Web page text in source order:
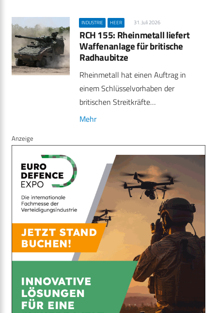
INDUSTRIE HEER 31. Juli 2026
RCH 155: Rheinmetall liefert
Waffenanlage für britische
Radhaubitze
Rheinmetall hat einen Auftrag in
einem Schlüsselvorhaben der
britischen Streitkräfte…
Mehr
Anzeige